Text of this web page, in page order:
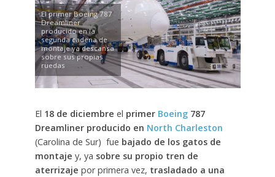
El primer Boeing 787
Dreamliner
producido en la
segunda cadena de
montaje ya descansa
sobre sus propias
ruedas
El 18 de diciembre el primerBoeing787
Dreamliner producido en North Charleston
(Carolina de Sur) fue bajado de los gatos de
montaje y, ya sobre su propio tren de
aterrizaje por primera vez, trasladado a una